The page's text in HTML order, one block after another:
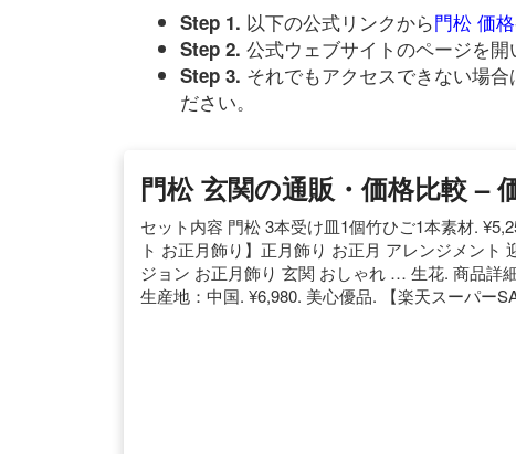
Step 1. 以下の公式リンクから門松 価格
Step 2. 公式ウェブサイトのページを開
Step 3. それでもアクセスできない場
ださい。
門松 玄関の通販・価格比較 –
セット内容 門松 3本受け皿1個竹ひご1本素材.
ト お正月飾り】正月飾り お正月 アレンジメン
ジョン お正月飾り 玄関 おしゃれ … 生花. 商品詳
生産地：中国. ¥6,980. 美心優品. 【楽天スーパー